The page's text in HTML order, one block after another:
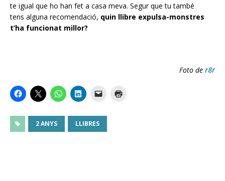
te igual que ho han fet a casa meva. Segur que tu també
tens alguna recomendació, quin llibre expulsa-monstres
t’ha funcionat millor?
Foto de r8r
2 ANYS LLIBRES